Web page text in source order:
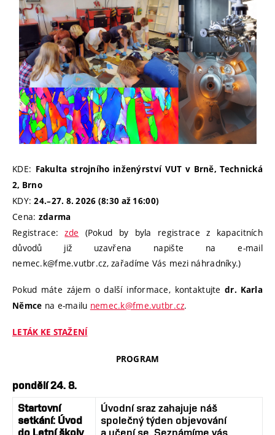
KDE: Fakulta strojního inženýrství VUT v Brně, Technická
2, Brno
KDY:24.–27. 8. 2026 (8:30 až 16:00)
Cena: zdarma
Registrace:zde (Pokud by byla registrace z kapacitních
důvodů již uzavřena napište na e-mail
nemec.k@fme.vutbr.cz, zařadíme Vás mezi náhradníky.)
Pokud máte zájem o další informace, kontaktujtedr. Karla
Němce na e-mailu nemec.k@fme.vutbr.cz.
LETÁK KE STAŽENÍ
PROGRAM
pondělí 24. 8.
Startovní
setkání: Úvod
do Letní školy
Úvodní sraz zahajuje náš
společný týden objevování
a učení se. Seznámíme vás